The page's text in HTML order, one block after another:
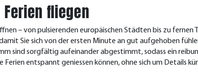
fliegen
– von pulsierenden europäischen Städten bis zu
Sie sich von der ersten Minute an gut aufgehoben
sind sorgfältig aufeinander abgestimmt, sodass ein
entspannt geniessen können, ohne sich um Details